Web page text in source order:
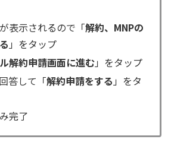
表示されるので「解約、MNPの
」をタップ
解約申請画面に進む」をタップ
答して「解約申請をする 」をタ
完了